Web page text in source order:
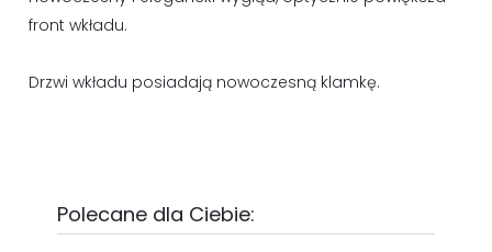
front wkładu.
Drzwi wkładu posiadają nowoczesną klamkę.
Polecane dla Ciebie: